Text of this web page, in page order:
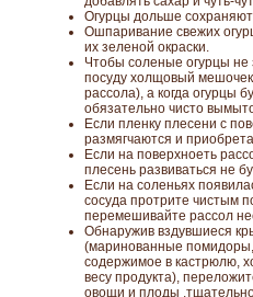
Огурцы дольше
Ошпаривание свежих
их зеленой окраски.
Чтобы соленые огурцы не
посуду холщовый
рассола), а когда огурцы
обязательно чисто
Если пленку плесени с
размягчаются и
Если на поверхноеть
плесень развиваться не
Если на соленьях
сосуда протрите чистым
перемешивайте рассол
Обнаружив вздувшиеся
(маринованные
содержимое в кастрюлю,
весу продукта),
овощи и плоды